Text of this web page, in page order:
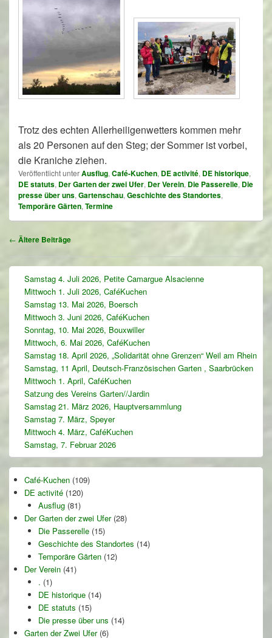
Trotz des echten Allerheiligenwetters kommen mehr
als 20 Personen auf den Steg; der Sommer ist vorbei,
die Kraniche ziehen.
Veröffentlicht unterAusflug, Café-Kuchen, DE activité, DE historique,
DE statuts, Der Garten der zwei Ufer, Der Verein, Die Passerelle, Die
presse über uns, Gartenschau, Geschichte des Standortes,
Temporäre Gärten, Termine
Beitragsnavigation
← Ältere Beiträge
Primärer
Seitenleisten-
Widgetbereich
Samstag 4. Juli 2026, Petite Camargue Alsacienne
Mittwoch 1. Juli 2026, CaféKuchen
Samstag 13. Mai 2026, Boersch
Mittwoch 3. Juni 2026, CaféKuchen
Sonntag, 10. Mai 2026, Bouxwiller
Mittwoch, 6. Mai 2026, CaféKuchen
Samstag 18. April 2026, „Solidarität ohne Grenzen“ Weil am Rhein
Samstag, 11 April, Deutsch-Französischen Garten , Saarbrücken
Mittwoch 1. April, CaféKuchen
Satzung des Vereins Garten//Jardin
Samstag 21. März 2026, Hauptversammlung
Samstag 7. März, Speyer
Mittwoch 4. März, CaféKuchen
Samstag, 7. Februar 2026
Café-Kuchen (109)
DE activité (120)
Ausflug(81)
Der Garten der zwei Ufer(28)
Die Passerelle(15)
Geschichte des Standortes (14)
Temporäre Gärten(12)
Der Verein (41)
. (1)
DE historique(14)
DE statuts (15)
Die presse über uns (14)
Garten der Zwei Ufer(6)